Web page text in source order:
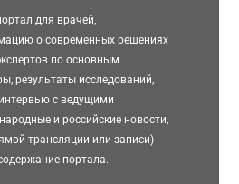
для врачей,
о современных решениях
по основным
результаты исследований,
с ведущими
и российские новости,
трансляции или записи)
портала.